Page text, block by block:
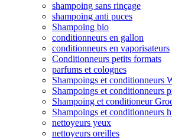
shampoing sans rinçage
shampoing anti puces
Shampoing bio
conditionneurs en gallon
conditionneurs en vaporisateurs
Conditionneurs petits formats
parfums et colognes
Shampoings et conditionneurs
Shampoings et conditionneurs
Shampoing et conditioneur
Shampoings et conditionneurs
nettoyeurs yeux
nettoyeurs oreilles